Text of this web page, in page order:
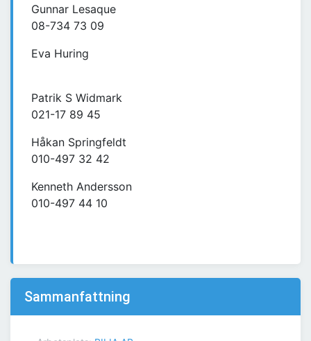
Gunnar Lesaque
08-734 73 09
Eva Huring
Patrik S Widmark
021-17 89 45
Håkan Springfeldt
010-497 32 42
Kenneth Andersson
010-497 44 10
Sammanfattning